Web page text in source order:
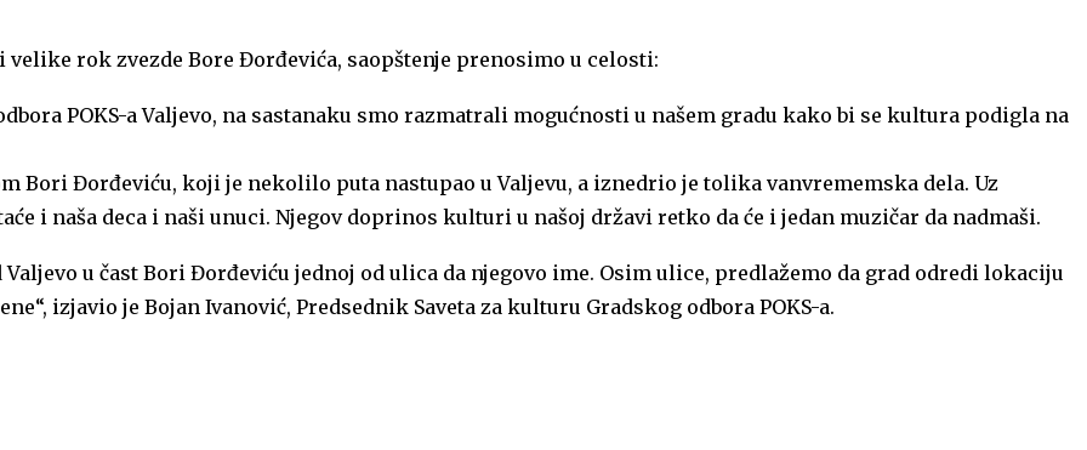
rok zvezde Bore Đorđevića, saopštenje prenosimo u celosti:
POKS-a Valjevo, na sastanaku smo razmatrali mogućnosti u našem gradu kako bi se kultura podigla na
Bori Đorđeviću, koji je nekolilo puta nastupao u Valjevu, a iznedrio je tolika vanvrememska dela. Uz
i naša deca i naši unuci. Njegov doprinos kulturi u našoj državi retko da će i jedan muzičar da nadmaši.
u čast Bori Đorđeviću jednoj od ulica da njegovo ime. Osim ulice, predlažemo da grad odredi lokaciju
izjavio je Bojan Ivanović, Predsednik Saveta za kulturu Gradskog odbora POKS-a.